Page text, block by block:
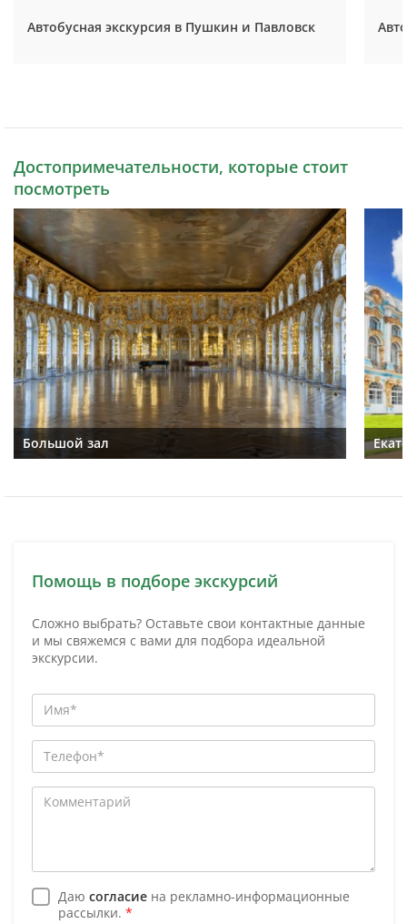
Автобусная экскурсия в Пушкин и Павловск
Достопримечательности, которые стоит
посмотреть
Большой зал
Помощь в подборе экскурсий
Сложно выбрать? Оставьте свои контактные данные
и мы свяжемся с вами для подбора идеальной
экскурсии.
Даю согласие на рекламно-информационные
рассылки. *